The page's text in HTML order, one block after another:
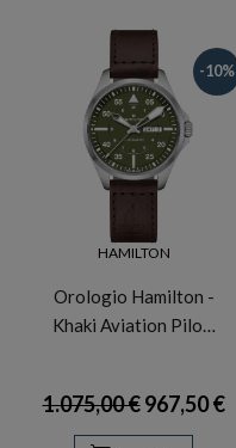
-10%
HAMILTON
Orologio Hamilton -
Khaki Aviation Pilo…
1.075,00 €967,50 €